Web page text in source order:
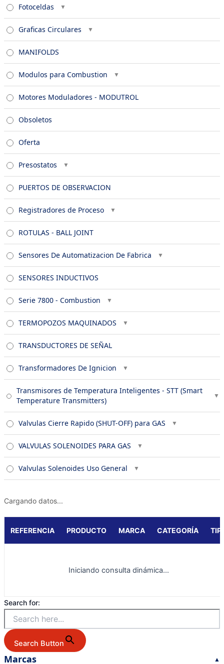
Fotoceldas
Graficas Circulares
MANIFOLDS
Modulos para Combustion
Motores Moduladores - MODUTROL
Obsoletos
Oferta
Presostatos
PUERTOS DE OBSERVACION
Registradores de Proceso
ROTULAS - BALL JOINT
Sensores De Automatizacion De Fabrica
SENSORES INDUCTIVOS
Serie 7800 - Combustion
TERMOPOZOS MAQUINADOS
TRANSDUCTORES DE SEÑAL
Transformadores De Ignicion
Transmisores de Temperatura Inteligentes - STT (Smart
Temperature Transmitters)
Valvulas Cierre Rapido (SHUT-OFF) para GAS
VALVULAS SOLENOIDES PARA GAS
Valvulas Solenoides Uso General
Cargando datos...
REFERENCIA PRODUCTO MARCA CATEGORÍA
Iniciando consulta dinámica...
Search for:
Search Button
Marcas